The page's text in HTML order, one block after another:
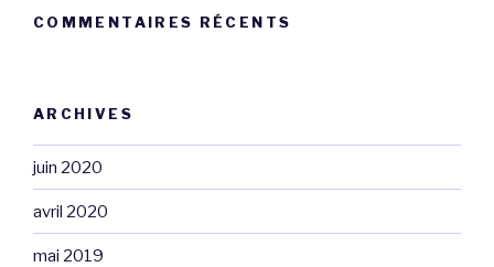
COMMENTAIRES RÉCENTS
ARCHIVES
juin 2020
avril 2020
mai 2019